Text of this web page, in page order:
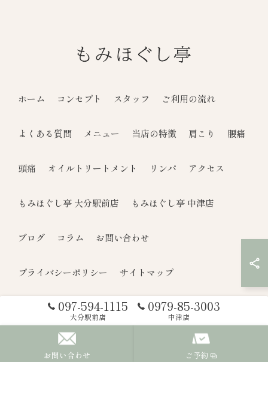
097-594-1115
大分駅前店
0979-85-3003
中津店
お問い合わせ ご予約
ホーム コンセプト スタッフ ご利用の流れ
よくある質問 メニュー 当店の特徴 肩こり 腰痛
頭痛 オイルトリートメント リンパ アクセス
もみほぐし亭 大分駅前店 もみほぐし亭 中津店
ブログ コラム お問い合わせ
プライバシーポリシー サイトマップ
© 2026 大分県大分市のもみほぐしならもみほぐし亭 ALL RIGHTS
RESERVED.